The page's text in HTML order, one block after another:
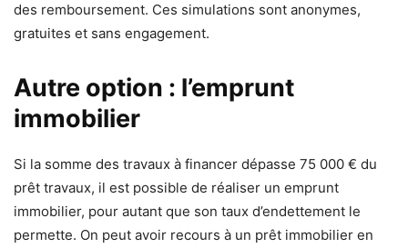
des remboursement. Ces simulations sont anonymes,
gratuites et sans engagement.
Autre option : l’emprunt
immobilier
Si la somme des travaux à financer dépasse 75 000 € du
prêt travaux, il est possible de réaliser un emprunt
immobilier, pour autant que son taux d’endettement le
permette. On peut avoir recours à un prêt immobilier en